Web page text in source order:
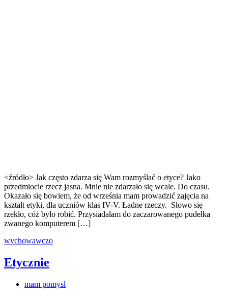
<źródło> Jak często zdarza się Wam rozmyślać o etyce? Jako
przedmiocie rzecz jasna. Mnie nie zdarzało się wcale. Do czasu.
Okazało się bowiem, że od września mam prowadzić zajęcia na
kształt etyki, dla uczniów klas IV-V. Ładne rzeczy. Słowo się
rzekło, cóż było robić. Przysiadałam do zaczarowanego pudełka
zwanego komputerem […]
wychowawczo
Etycznie
mam pomysł